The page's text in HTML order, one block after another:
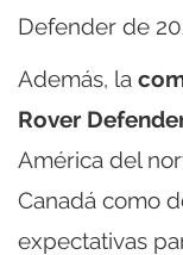
Defender de
Además, la
Rover
América del
Canadá como
expectativas